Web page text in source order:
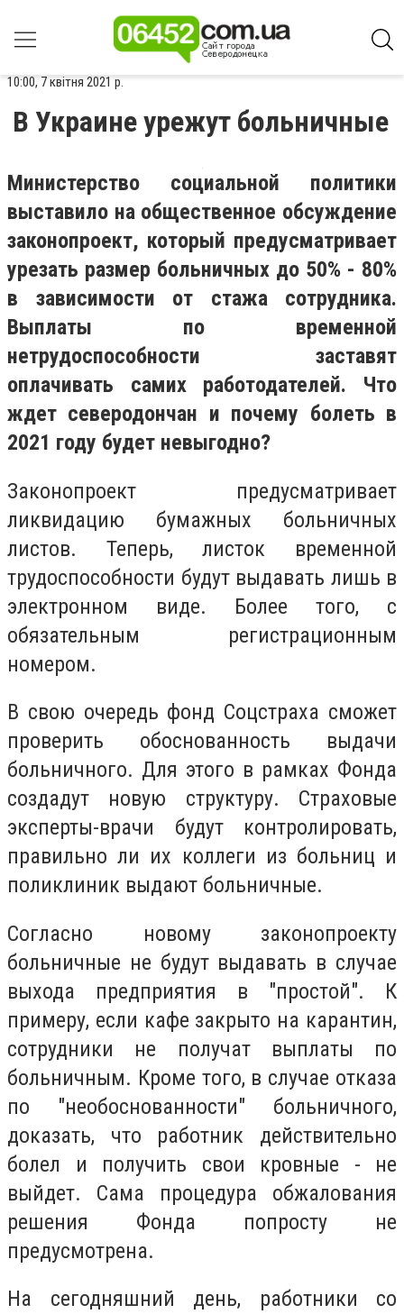
10:00, 7 квітня 2021 р.
В Украине урежут больничные
Министерство социальной политики
выставило на общественное обсуждение
законопроект, который предусматривает
урезать размер больничных до 50% - 80%
в зависимости от стажа сотрудника.
Выплаты по временной
нетрудоспособности заставят
оплачивать самих работодателей. Что
ждет северодончан и почему болеть в
2021 году будет невыгодно?
Законопроект предусматривает
ликвидацию бумажных больничных
листов. Теперь, листок временной
трудоспособности будут выдавать лишь в
электронном виде. Более того, с
обязательным регистрационным
номером.
В свою очередь фонд Соцстраха сможет
проверить обоснованность выдачи
больничного. Для этого в рамках Фонда
создадут новую структуру. Страховые
эксперты-врачи будут контролировать,
правильно ли их коллеги из больниц и
поликлиник выдают больничные.
Согласно новому законопроекту
больничные не будут выдавать в случае
выхода предприятия в "простой". К
примеру, если кафе закрыто на карантин,
сотрудники не получат выплаты по
больничным. Кроме того, в случае отказа
по "необоснованности" больничного,
доказать, что работник действительно
болел и получить свои кровные - не
выйдет. Сама процедура обжалования
решения Фонда попросту не
предусмотрена.
На сегодняшний день, работники со